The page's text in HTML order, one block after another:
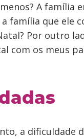
A família
família que ele
Por outro
com os meus
a dificuldade